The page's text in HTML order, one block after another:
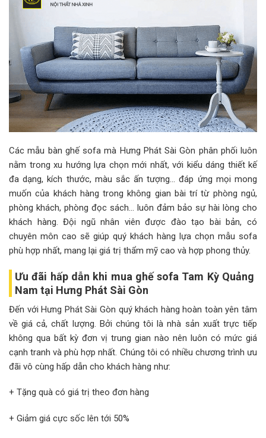
Các mẫu bàn ghế sofa mà Hưng Phát Sài Gòn phân phối luôn
nằm trong xu hướng lựa chọn mới nhất, với kiểu dáng thiết kế
đa dạng, kích thước, màu sắc ấn tượng… đáp ứng mọi mong
muốn của khách hàng trong không gian bài trí từ phòng ngủ,
phòng khách, phòng đọc sách… luôn đảm bảo sự hài lòng cho
khách hàng. Đội ngũ nhân viên được đào tạo bài bản, có
chuyên môn cao sẽ giúp quý khách hàng lựa chọn mẫu sofa
phù hợp nhất, mang lại giá trị thẩm mỹ cao và hợp phong thủy.
Ưu đãi hấp dẫn khi mua ghế sofa Tam Kỳ Quảng
Nam tại Hưng Phát Sài Gòn
Đến với Hưng Phát Sài Gòn quý khách hàng hoàn toàn yên tâm
về giá cả, chất lượng. Bởi chúng tôi là nhà sản xuất trực tiếp
không qua bất kỳ đơn vị trung gian nào nên luôn có mức giá
cạnh tranh và phù hợp nhất. Chúng tôi có nhiều chương trình ưu
đãi vô cùng hấp dẫn cho khách hàng như:
+ Tặng quà có giá trị theo đơn hàng
+ Giảm giá cực sốc lên tới 50%